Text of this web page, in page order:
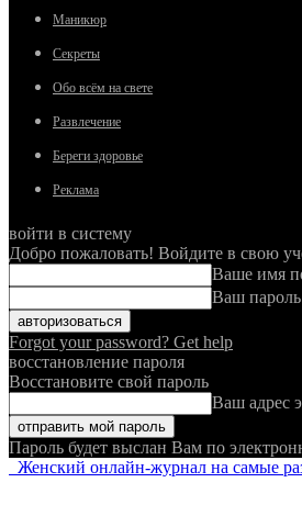
Маникюр
Секреты
Обо всём на свете
Развлечение
Береги здоровье
Реклама
войти в систему
Добро пожаловать! Войдите в свою
Ваше имя
Ваш пароль
Forgot your password? Get help
восстановление пароля
Восстановите свой пароль
Ваш адрес
Пароль будет выслан Вам по
Женский онлайн-журнал на самые